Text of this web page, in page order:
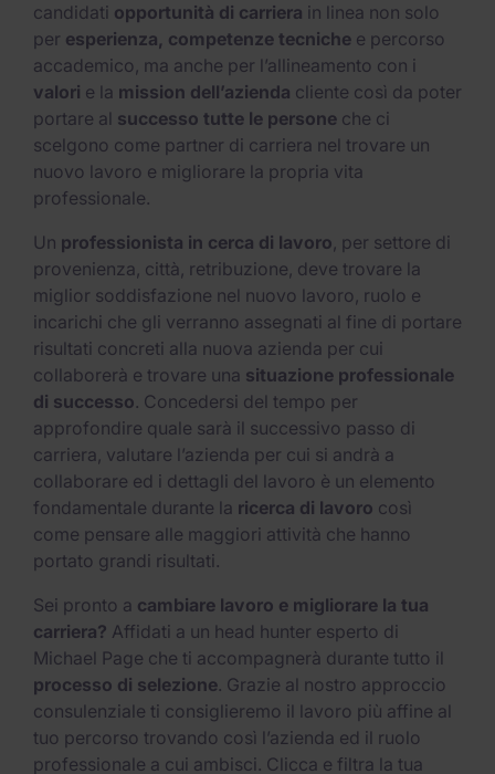
candidati opportunità di carriera in linea non solo
per esperienza, competenze tecniche e percorso
accademico, ma anche per l’allineamento con i
valori e la mission dell’azienda cliente così da poter
portare al successo tutte le persone che ci
scelgono come partner di carriera nel trovare un
nuovo lavoro e migliorare la propria vita
professionale.
Un professionista in cerca di lavoro, per settore di
provenienza, città, retribuzione, deve trovare la
miglior soddisfazione nel nuovo lavoro, ruolo e
incarichi che gli verranno assegnati al fine di portare
risultati concreti alla nuova azienda per cui
collaborerà e trovare una situazione professionale
di successo. Concedersi del tempo per
approfondire quale sarà il successivo passo di
carriera, valutare l’azienda per cui si andrà a
collaborare ed i dettagli del lavoro è un elemento
fondamentale durante la ricerca di lavoro così
come pensare alle maggiori attività che hanno
portato grandi risultati.
Sei pronto a cambiare lavoro e migliorare la tua
carriera? Affidati a un head hunter esperto di
Michael Page che ti accompagnerà durante tutto il
processo di selezione. Grazie al nostro approccio
consulenziale ti consiglieremo il lavoro più affine al
tuo percorso trovando così l’azienda ed il ruolo
professionale a cui ambisci. Clicca e filtra la tua